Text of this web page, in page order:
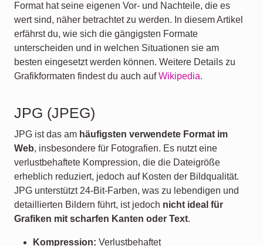
Format hat seine eigenen Vor- und Nachteile, die es
wert sind, näher betrachtet zu werden. In diesem Artikel
erfährst du, wie sich die gängigsten Formate
unterscheiden und in welchen Situationen sie am
besten eingesetzt werden können. Weitere Details zu
Grafikformaten findest du auch aufWikipedia.
JPG (JPEG)
JPG ist das am häufigsten verwendete Format im
Web, insbesondere für Fotografien. Es nutzt eine
verlustbehaftete Kompression, die die Dateigröße
erheblich reduziert, jedoch auf Kosten der Bildqualität.
JPG unterstützt 24-Bit-Farben, was zu lebendigen und
detaillierten Bildern führt, ist jedoch nicht ideal für
Grafiken mit scharfen Kanten oder Text.
Kompression: Verlustbehaftet